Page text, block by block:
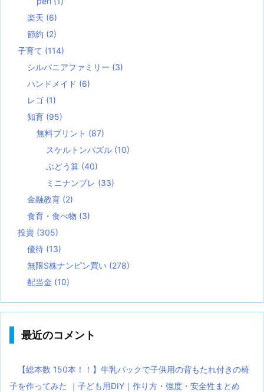
楽天 (6)
節約 (2)
子育て (114)
シルバニアファミリー (3)
ハンドメイド (6)
レゴ (1)
知育 (95)
無料プリント (87)
スケルトンパズル (10)
ぶどう算 (40)
ミニナンプレ (33)
金融教育 (2)
食育・食べ物 (3)
投資 (305)
優待 (13)
無限S株ナンピン買い (278)
配当金 (10)
最近のコメント
【総本数 150本！！】牛乳パックで子供用の背もたれ付きの椅
子を作ってみた ｜子ども用DIY｜作り方・強度・安全性まとめ